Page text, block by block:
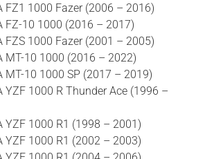
FZ1 1000 Fazer (2006 – 2016)
FZ-10 1000 (2016 – 2017)
FZS 1000 Fazer (2001 – 2005)
MT-10 1000 (2016 – 2022)
MT-10 1000 SP (2017 – 2019)
YZF 1000 R Thunder Ace (1996 –
YZF 1000 R1 (1998 – 2001)
YZF 1000 R1 (2002 – 2003)